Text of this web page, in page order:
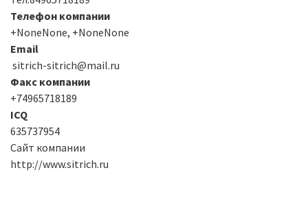
Телефон компании
+NoneNone, +NoneNone
Email
sitrich-sitrich@mail.ru
Факс компании
+74965718189
ICQ
635737954
Сайт компании
http://www.sitrich.ru